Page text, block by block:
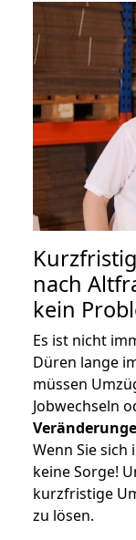
nach
kein
Es ist nicht
Düren lange
müssen
Jobwechseln
Wenn Sie
keine Sorge!
kurzfristige
zu lösen.